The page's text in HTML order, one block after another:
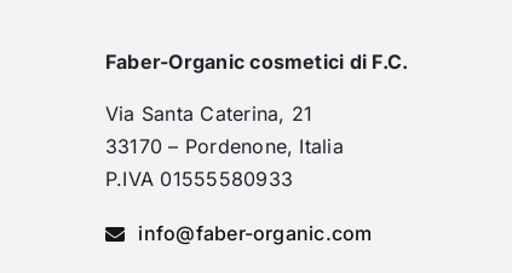
Faber-Organic cosmetici di F.C.
Via Santa Caterina, 21
33170 – Pordenone, Italia
P.IVA 01555580933
info@faber-organic.com